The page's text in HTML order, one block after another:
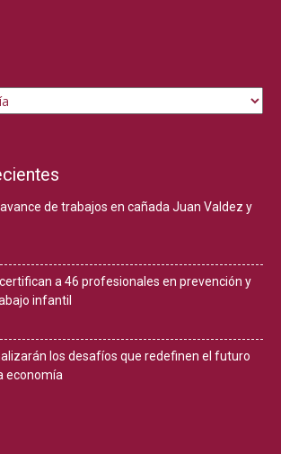
de trabajos en cañada Juan Valdez y
a 46 profesionales en prevención y
infantil
los desafíos que redefinen el futuro
economía